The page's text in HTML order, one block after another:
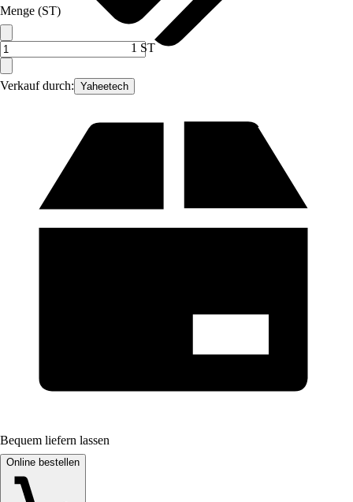
Verkauf durch: Yaheetech
Menge (ST)
1 ST
Bequem liefern lassen
Online bestellen